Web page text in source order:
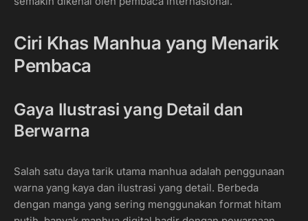
Ciri Khas Manhua yang Menarik
Pembaca
Gaya Ilustrasi yang Detail dan
Berwarna
Salah satu daya tarik utama manhua adalah penggunaan
warna yang kaya dan ilustrasi yang detail. Berbeda
dengan manga yang sering menggunakan format hitam